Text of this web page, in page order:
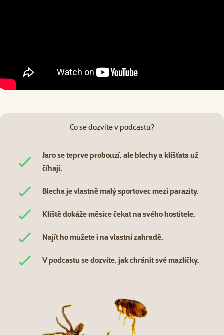
Co se dozvíte v podcastu?
Jaro se teprve probouzí, ale blechy a klíšťata už
číhají.
Blecha je vlastně malý sportovec mezi parazity.
Klíště dokáže měsíce čekat na svého hostitele.
Najít ho můžete i na vlastní zahradě.
V podcastu se dozvíte, jak chránit své mazlíčky.